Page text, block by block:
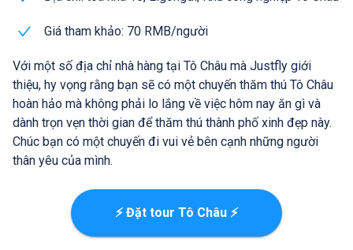
Giá tham khảo: 70 RMB/người
Với một số địa chỉ nhà hàng tại Tô Châu mà Justfly giới
thiệu, hy vọng rằng bạn sẽ có một chuyến thăm thú Tô Châu
hoàn hảo mà không phải lo lắng về việc hôm nay ăn gì và
dành trọn vẹn thời gian để thăm thú thành phố xinh đẹp này.
Chúc bạn có một chuyến đi vui vẻ bên cạnh những người
thân yêu của mình.
⚡ Đặt tour Tô Châu ⚡